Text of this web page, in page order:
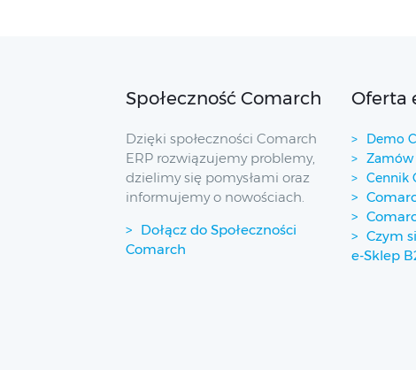
Społeczność Comarch
Dzięki społeczności Comarch
ERP rozwiązujemy problemy,
dzielimy się pomysłami oraz
informujemy o nowościach.
Dołącz do Społeczności
Comarch
Oferta
Demo
Zamów
Cennik
Czym
e-Sklep